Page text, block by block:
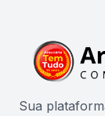
Sua